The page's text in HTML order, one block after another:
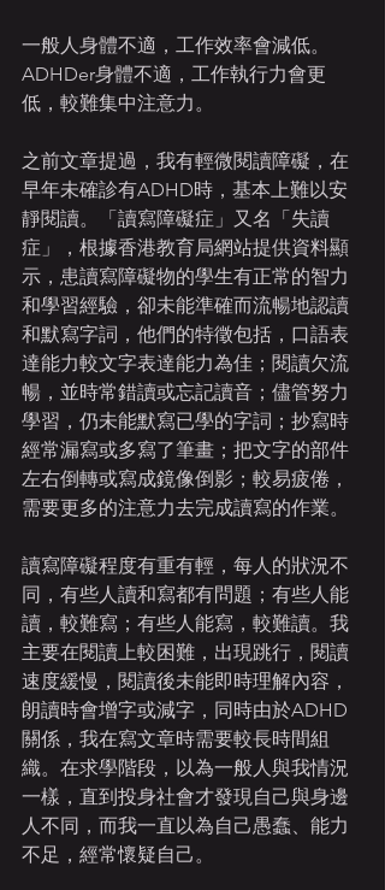
一般人身體不適，工作效率會減低。
ADHDer身體不適，工作執行力會更
低，較難集中注意力。
之前文章提過，我有輕微閱讀障礙，在
早年未確診有ADHD時，基本上難以安
靜閱讀。「讀寫障礙症」又名「失讀
症」，根據香港教育局網站提供資料顯
示，患讀寫障礙物的學生有正常的智力
和學習經驗，卻未能準確而流暢地認讀
和默寫字詞，他們的特徵包括，口語表
達能力較文字表達能力為佳；閱讀欠流
暢，並時常錯讀或忘記讀音；儘管努力
學習，仍未能默寫已學的字詞；抄寫時
經常漏寫或多寫了筆畫；把文字的部件
左右倒轉或寫成鏡像倒影；較易疲倦，
需要更多的注意力去完成讀寫的作業。
讀寫障礙程度有重有輕，每人的狀況不
同，有些人讀和寫都有問題；有些人能
讀，較難寫；有些人能寫，較難讀。我
主要在閱讀上較困難，出現跳行，閱讀
速度緩慢，閱讀後未能即時理解內容，
朗讀時會增字或減字，同時由於ADHD
關係，我在寫文章時需要較長時間組
織。在求學階段，以為一般人與我情況
一樣，直到投身社會才發現自己與身邊
人不同，而我一直以為自己愚蠢、能力
不足，經常懷疑自己。